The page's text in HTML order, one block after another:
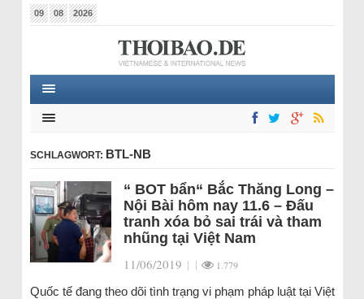
09 08 2026
SCHLAGWORT: BTL-NB
“ BOT bẩn“ Bắc Thăng Long –
Nội Bài hôm nay 11.6 – Đấu
tranh xóa bỏ sai trái và tham
nhũng tại Việt Nam
11/06/2019 | | 1.779
Quốc tế đang theo dõi tình trạng vi phạm pháp luật tại Việt